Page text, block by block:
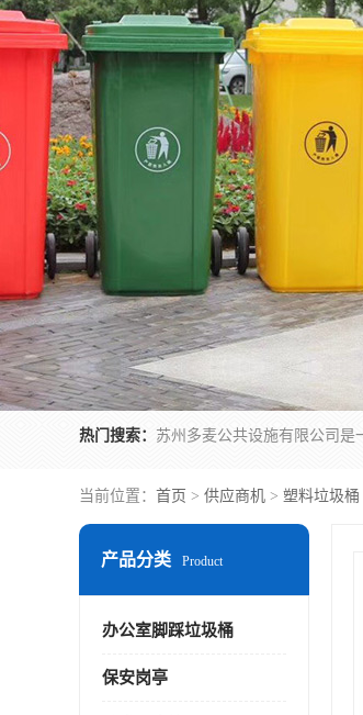
热门搜索：
当前位置： 首页 > 供应商机 > 塑料垃圾桶
产品分类 Product
办公室脚踩垃圾桶
保安岗亭